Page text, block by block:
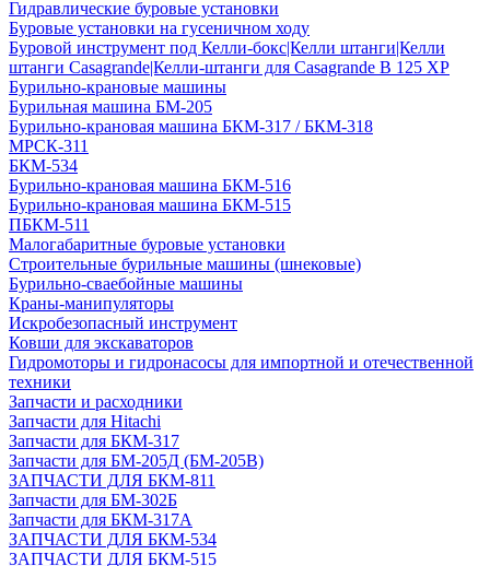
Гидравлические буровые установки
Буровые установки на гусеничном ходу
Буровой инструмент под Келли-бокс|Келли штанги|Келли
штанги Casagrande|Келли-штанги для Casagrande B 125 XP
Бурильно-крановые машины
Бурильная машина БМ-205
Бурильно-крановая машина БКМ-317 / БКМ-318
МРСК-311
БКМ-534
Бурильно-крановая машина БКМ-516
Бурильно-крановая машина БКМ-515
ПБКМ-511
Малогабаритные буровые установки
Строительные бурильные машины (шнековые)
Бурильно-сваебойные машины
Краны-манипуляторы
Искробезопасный инструмент
Ковши для экскаваторов
Гидромоторы и гидронасосы для импортной и отечественной
техники
Запчасти и расходники
Запчасти для Hitachi
Запчасти для БКМ-317
Запчасти для БМ-205Д (БМ-205В)
ЗАПЧАСТИ ДЛЯ БКМ-811
Запчасти для БМ-302Б
Запчасти для БКМ-317А
ЗАПЧАСТИ ДЛЯ БКМ-534
ЗАПЧАСТИ ДЛЯ БКМ-515